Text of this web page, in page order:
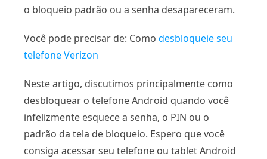
o bloqueio padrão ou a senha desapareceram.
Você pode precisar de: Como desbloqueie seu
telefone Verizon
Neste artigo, discutimos principalmente como
desbloquear o telefone Android quando você
infelizmente esquece a senha, o PIN ou o
padrão da tela de bloqueio. Espero que você
consiga acessar seu telefone ou tablet Android